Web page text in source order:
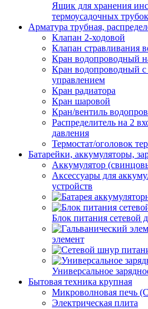
Ящик для хранения
термоусадочных трубок
Арматура трубная,
Клапан 2-ходовой
Клапан стравливания
Кран водопроводный
Кран водопроводный с
управлением
Кран радиатора
Кран шаровой
Кран/вентиль
Распределитель на 2
давления
Термостат/оголовок
Батарейки, аккумуляторы,
Аккумулятор
Аксессуары для
устройств
Блок питания сетевой
элемент
Универсальное
Бытовая техника крупная
Микроволновая печь
Электрическая плита